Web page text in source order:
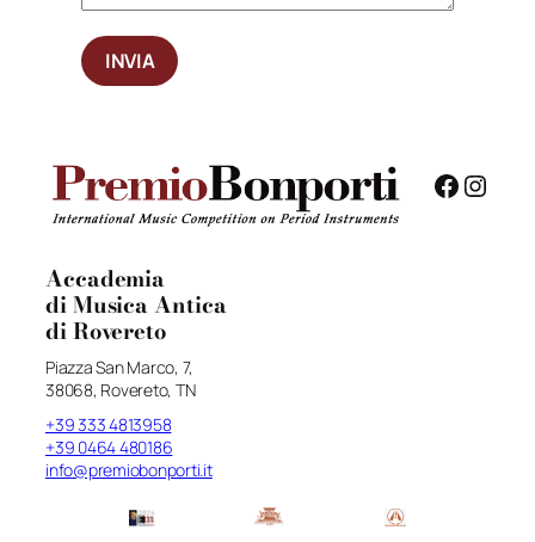
Accademia
di Musica Antica
di Rovereto
Piazza San Marco, 7,
38068, Rovereto, TN
+39 333 4813958
+39 0464 480186
info@premiobonporti.it